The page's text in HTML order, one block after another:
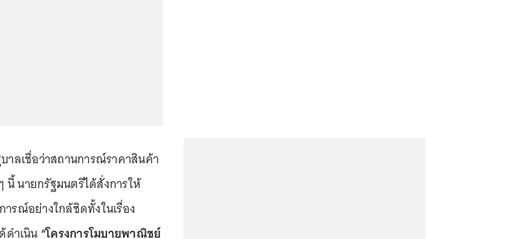
าลเชื่อว่าสถานการณ์ราคาสินค้า
นี้ นายกรัฐมนตรีได้สั่งการให้
รณ์อย่างใกล้ชิดทั้งในเรื่อง
ดำเนิน “โครงการโมบายพาณิชย์